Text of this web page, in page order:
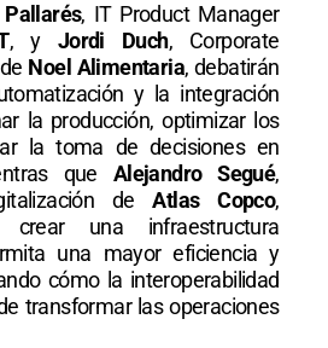
Pallarés, IT Product Manager
, y Jordi Duch, Corporate
Noel Alimentaria, debatirán
y la integración
la producción, optimizar los
la toma de decisiones en
que Alejandro Segué,
deAtlas Copco,
crear una infraestructura
una mayor eficiencia y
cómo la interoperabilidad
transformar las operaciones